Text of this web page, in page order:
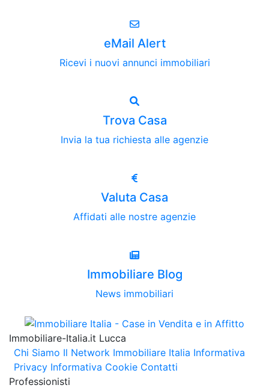
eMail Alert
Ricevi i nuovi annunci immobiliari
Trova Casa
Invia la tua richiesta alle agenzie
Valuta Casa
Affidati alle nostre agenzie
Immobiliare Blog
News immobiliari
Immobiliare-Italia.it Lucca
Chi Siamo Il Network Immobiliare Italia Informativa
Privacy Informativa Cookie Contatti
Professionisti